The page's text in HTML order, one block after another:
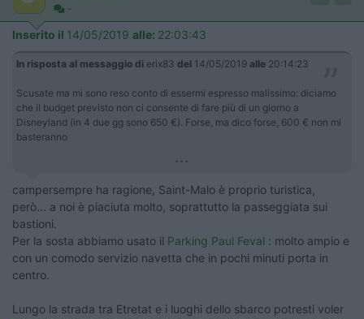
-
Inserito il 14/05/2019 alle: 22:03:43
In risposta al messaggio di erix83 del 14/05/2019 alle 20:14:23
Scusate ma mi sono reso conto di essermi espresso malissimo: diciamo
che il budget previsto non ci consente di fare più di un giorno a
Disneyland (in 4 due gg sono 650 €). Forse, ma dico forse, 600 € non mi
basteranno
...
campersempre ha ragione, Saint-Malo è proprio turistica,
però... a noi è piaciuta molto, soprattutto la passeggiata sui
bastioni.
Per la sosta abbiamo usato il Parking Paul Feval : molto ampio e
con un comodo servizio navetta che in pochi minuti porta in
centro.
Lungo la strada tra Etretat e i luoghi dello sbarco potresti voler